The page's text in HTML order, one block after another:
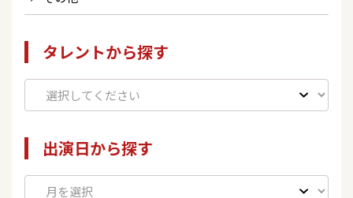
タレントから探す
出演日から探す